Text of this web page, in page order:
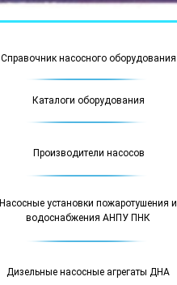
Справочник насосного оборудования
Каталоги оборудования
Производители насосов
Насосные установки пожаротушения и
водоснабжения АНПУ ПНК
Дизельные насосные агрегаты ДНА